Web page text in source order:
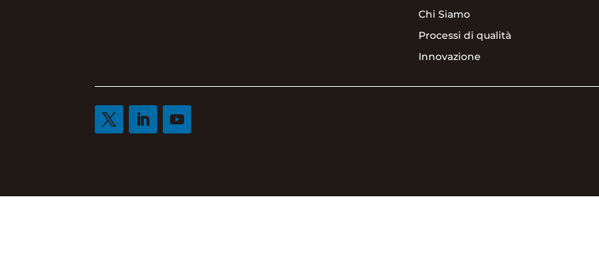
Chi Siamo
Processi di qualità
Innovazione